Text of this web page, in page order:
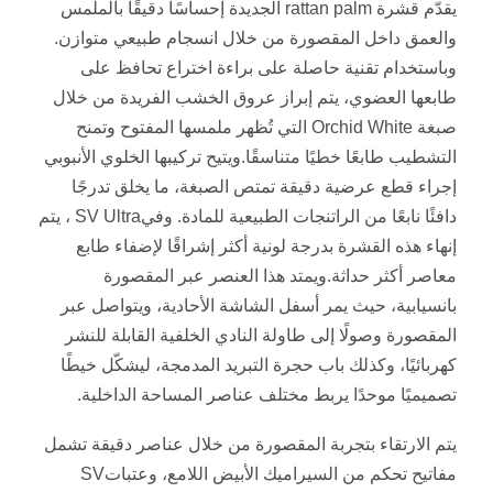
يقدّم قشرة rattan palm الجديدة إحساسًا دقيقًا بالملمس
والعمق داخل المقصورة من خلال انسجام طبيعي متوازن.
وباستخدام تقنية حاصلة على براءة اختراع تحافظ على
طابعها العضوي، يتم إبراز عروق الخشب الفريدة من خلال
صبغة Orchid White التي تُظهر ملمسها المفتوح وتمنح
التشطيب طابعًا خطيًا متناسقًا.ويتيح تركيبها الخلوي الأنبوبي
إجراء قطع عرضية دقيقة تمتص الصبغة، ما يخلق تدرجًا
دافئًا نابعًا من الراتنجات الطبيعية للمادة. وفيSV Ultra ، يتم
إنهاء هذه القشرة بدرجة لونية أكثر إشراقًا لإضفاء طابع
معاصر أكثر حداثة.ويمتد هذا العنصر عبر المقصورة
بانسيابية، حيث يمر أسفل الشاشة الأحادية، ويتواصل عبر
المقصورة وصولًا إلى طاولة النادي الخلفية القابلة للنشر
كهربائيًا، وكذلك باب حجرة التبريد المدمجة، ليشكّل خيطًا
تصميميًا موحدًا يربط مختلف عناصر المساحة الداخلية.
يتم الارتقاء بتجربة المقصورة من خلال عناصر دقيقة تشمل
مفاتيح تحكم من السيراميك الأبيض اللامع، وعتباتSV